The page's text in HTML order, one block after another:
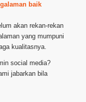
baik
akan rekan-rekan
yang mumpuni
kualitasnya.
social media?
jabarkan bila